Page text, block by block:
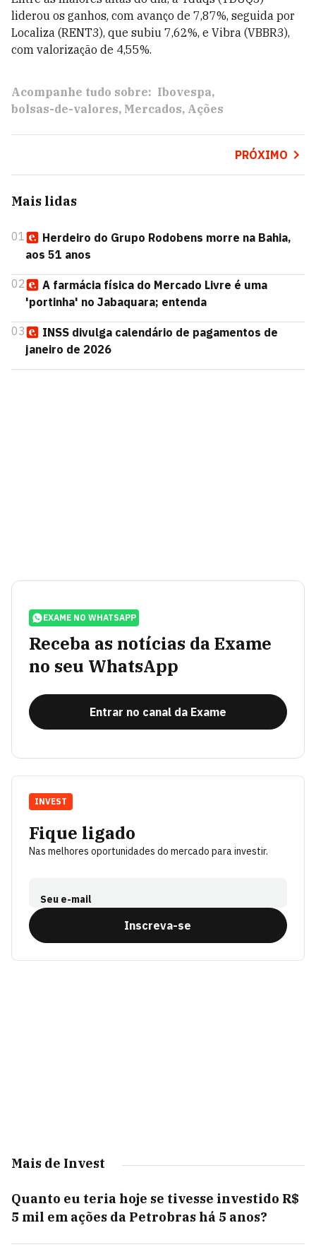
liderou os ganhos, com avanço de 7,87%, seguida por
Localiza (RENT3), que subiu 7,62%, e Vibra (VBBR3),
com valorização de 4,55%.
Acompanhe tudo sobre: Ibovespa
bolsas-de-valores Mercados Ações
PRÓXIMO
Mais lidas
01
Herdeiro do Grupo Rodobens morre na Bahia,
aos 51 anos
02
A farmácia física do Mercado Livre é uma
'portinha' no Jabaquara; entenda
03
INSS divulga calendário de pagamentos de
janeiro de 2026
EXAME NO WHATSAPP
Receba as notícias da Exame
no seu WhatsApp
Entrar no canal da Exame
Fique ligado
Nas melhores oportunidades do mercado para investir.
Seu e-mail
Inscreva-se
INVEST
Mais de Invest
Quanto eu teria hoje se tivesse investido R$
5 mil em ações da Petrobras há 5 anos?